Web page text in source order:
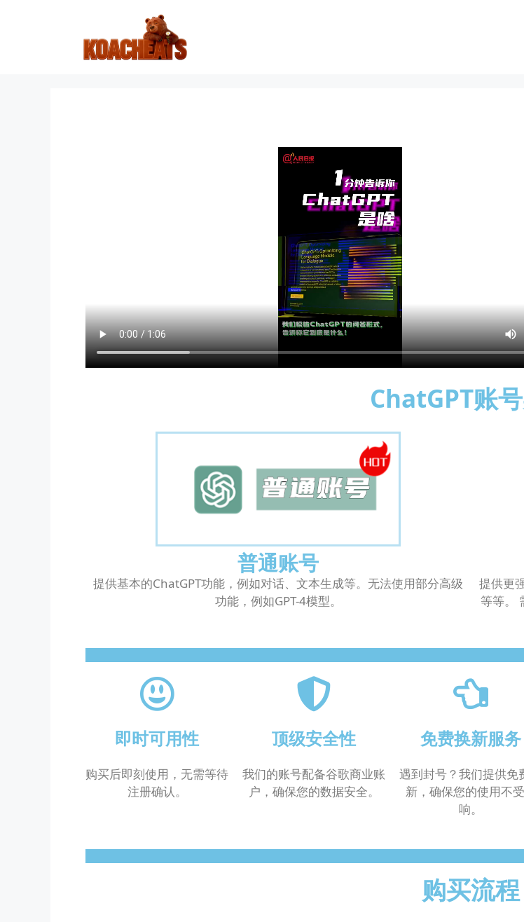
ChatGPT账
普通账号
提供基本的ChatGPT功能，例如对话、文本生成等。无法使用部分高级
功能，例如GPT-4模型。
提供更
等等。
即时可用性
购买后即刻使用，无需等待
注册确认。
顶级安全性
我们的账号配备谷歌商业账
户，确保您的数据安全。
免费换新服务
遇到封号？我们提供免
新，确保您的使用不
响。
购买流程